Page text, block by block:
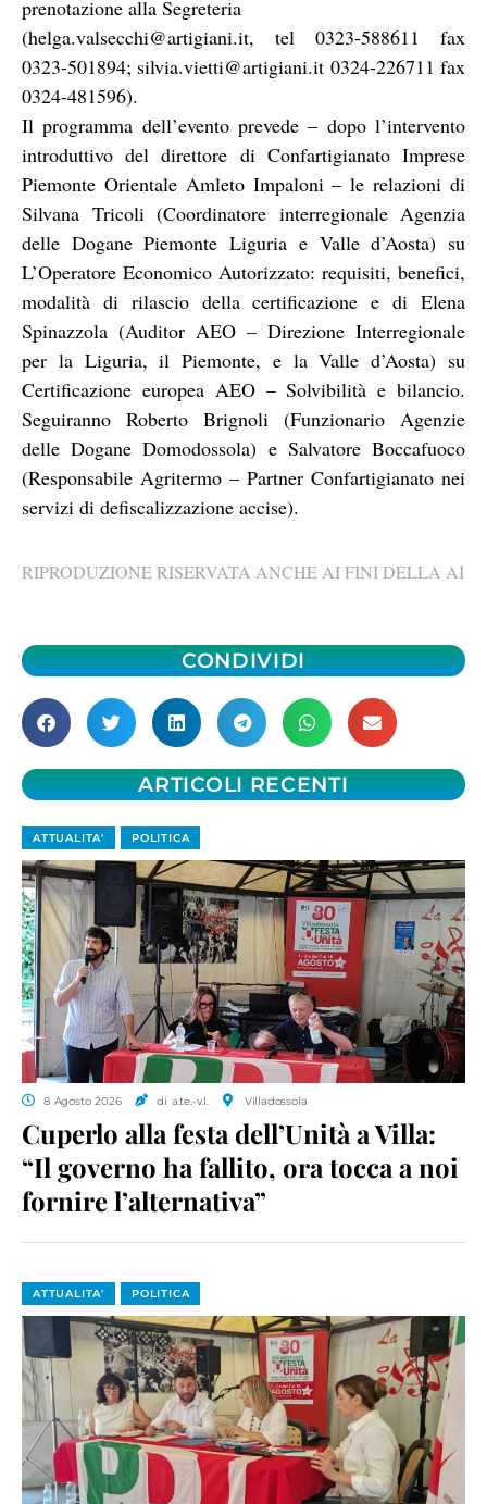
prenotazione alla Segreteria
(helga.valsecchi@artigiani.it, tel 0323-588611 fax
0323-501894; silvia.vietti@artigiani.it 0324-226711 fax
0324-481596).
Il programma dell’evento prevede – dopo l’intervento
introduttivo del direttore di Confartigianato Imprese
Piemonte Orientale Amleto Impaloni – le relazioni di
Silvana Tricoli (Coordinatore interregionale Agenzia
delle Dogane Piemonte Liguria e Valle d’Aosta) su
L’Operatore Economico Autorizzato: requisiti, benefici,
modalità di rilascio della certificazione e di Elena
Spinazzola (Auditor AEO – Direzione Interregionale
per la Liguria, il Piemonte, e la Valle d’Aosta) su
Certificazione europea AEO – Solvibilità e bilancio.
Seguiranno Roberto Brignoli (Funzionario Agenzie
delle Dogane Domodossola) e Salvatore Boccafuoco
(Responsabile Agritermo – Partner Confartigianato nei
servizi di defiscalizzazione accise).
RIPRODUZIONE RISERVATA ANCHE AI FINI DELLA AI
CONDIVIDI
ARTICOLI RECENTI
ATTUALITA' POLITICA
8 Agosto 2026 di a.te.-v.l. Villadossola
Cuperlo alla festa dell’Unità a Villa:
“Il governo ha fallito, ora tocca a noi
fornire l’alternativa”
ATTUALITA' POLITICA